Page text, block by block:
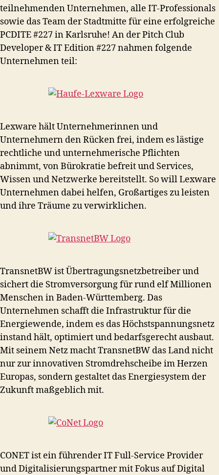
teilnehmenden Unternehmen, alle IT-Professionals
sowie das Team der Stadtmitte für eine erfolgreiche
PCDITE #227 in Karlsruhe! An der Pitch Club
Developer & IT Edition #227 nahmen folgende
Unternehmen teil:
Lexware hält Unternehmerinnen und
Unternehmern den Rücken frei, indem es lästige
rechtliche und unternehmerische Pflichten
abnimmt, von Bürokratie befreit und Services,
Wissen und Netzwerke bereitstellt. So will Lexware
Unternehmen dabei helfen, Großartiges zu leisten
und ihre Träume zu verwirklichen.
TransnetBW ist Übertragungsnetzbetreiber und
sichert die Stromversorgung für rund elf Millionen
Menschen in Baden-Württemberg. Das
Unternehmen schafft die Infrastruktur für die
Energiewende, indem es das Höchstspannungsnetz
instand hält, optimiert und bedarfsgerecht ausbaut.
Mit seinem Netz macht TransnetBW das Land nicht
nur zur innovativen Stromdrehscheibe im Herzen
Europas, sondern gestaltet das Energiesystem der
Zukunft maßgeblich mit.
CONET ist ein führender IT Full-Service Provider
und Digitalisierungspartner mit Fokus auf Digital